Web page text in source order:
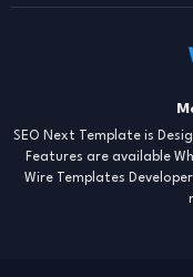
SEO Next Template is
Features are available
Wire Templates